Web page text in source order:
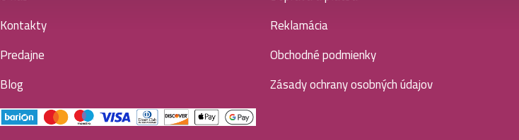
Kontakty
Predajne
Blog
Reklamácia
Obchodné podmienky
Zásady ochrany osobných údajov